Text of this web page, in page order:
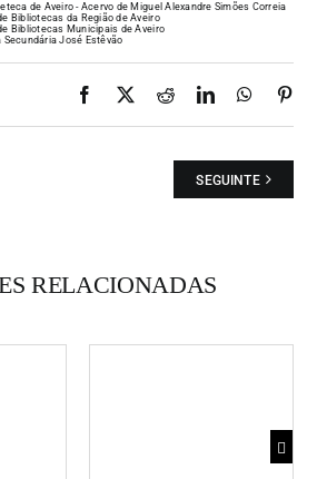
de Aveiro - Acervo de Miguel Alexandre Simões Correia
Bibliotecas da Região de Aveiro
Bibliotecas Municipais de Aveiro
José Estêvão
Facebook
X RedditLinkedIn
SEGUINTE
RELACIONADAS